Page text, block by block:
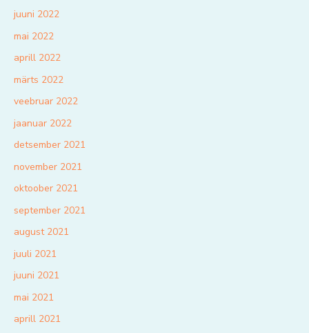
juuni 2022
mai 2022
aprill 2022
märts 2022
veebruar 2022
jaanuar 2022
detsember 2021
november 2021
oktoober 2021
september 2021
august 2021
juuli 2021
juuni 2021
mai 2021
aprill 2021